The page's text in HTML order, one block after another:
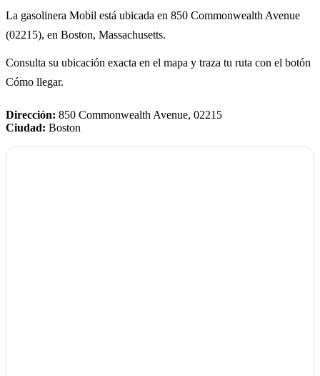
La gasolinera Mobil está ubicada en 850 Commonwealth Avenue
(02215), en Boston, Massachusetts.
Consulta su ubicación exacta en el mapa y traza tu ruta con el botón
Cómo llegar.
Dirección: 850 Commonwealth Avenue, 02215
Ciudad: Boston